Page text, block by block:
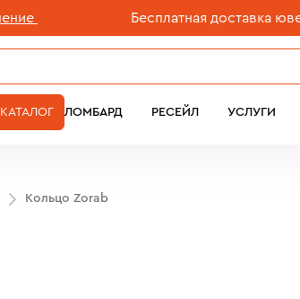
Бесплатная доставка
ЛОМБАРД РЕСЕЙЛ УСЛУГИ
КАТАЛОГ
Кольцо Zorab